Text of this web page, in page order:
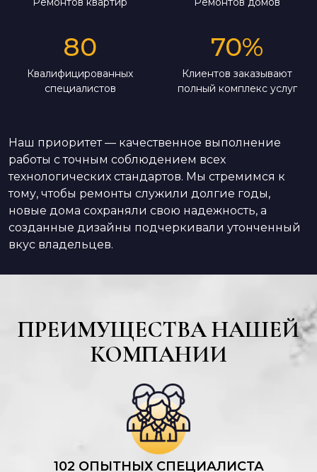
80
Квалифицированных
специалистов
70%
Клиентов заказывают
полный комплекс услуг
Наш приоритет — качественное выполнение
работы с точным соблюдением всех
технологических стандартов. Мы стремимся к
тому, чтобы ремонты служили долгие годы,
новые дома сохраняли свою надежность, а
созданные дизайны подчеркивали утонченный
вкус владельцев.
ПРЕИМУЩЕСТВА НАШЕЙ
КОМПАНИИ
102 ОПЫТНЫХ СПЕЦИАЛИСТА